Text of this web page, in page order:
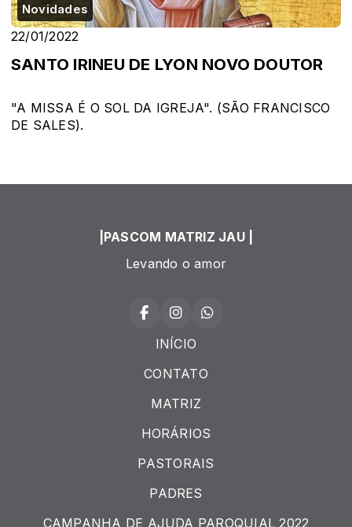
Novidades
22/01/2022
SANTO IRINEU DE LYON NOVO DOUTOR
"A MISSA É O SOL DA IGREJA". (SÃO FRANCISCO
DE SALES).
|PASCOM MATRIZ JAU |
Levando o amor
INÍCIO
CONTATO
MATRIZ
HORÁRIOS
PASTORAIS
PADRES
CAMPANHA DE AJUDA PAROQUIAL 2022